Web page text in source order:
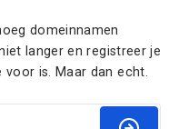
domeinnamen
langer en registreer je
is. Maar dan echt.